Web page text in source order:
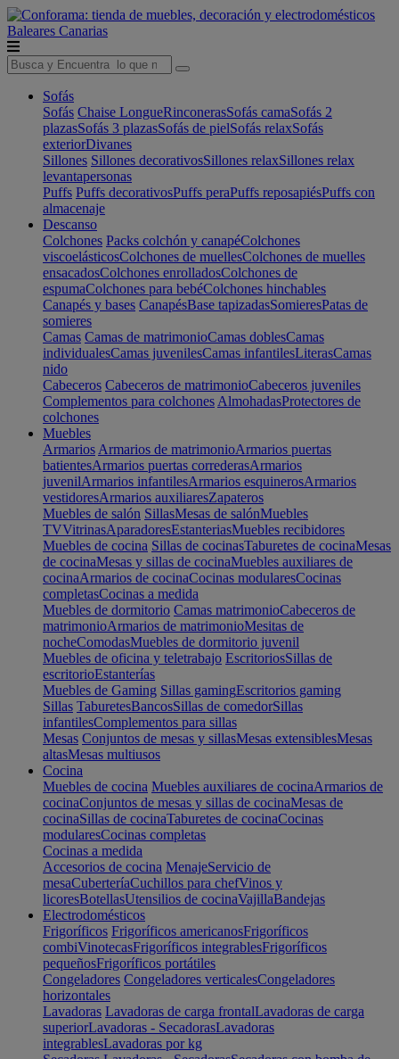
Baleares Canarias
Sofás
Sofás Chaise LongueRinconerasSofás camaSofás 2
plazasSofás 3 plazasSofás de pielSofás relaxSofás
exteriorDivanes
Sillones Sillones decorativosSillones relaxSillones relax
levantapersonas
Puffs Puffs decorativosPuffs peraPuffs reposapiésPuffs con
almacenaje
Descanso
Colchones Packs colchón y canapéColchones
viscoelásticosColchones de muellesColchones de muelles
ensacadosColchones enrolladosColchones de
espumaColchones para bebéColchones hinchables
Canapés y bases CanapésBase tapizadasSomieresPatas de
somieres
Camas Camas de matrimonioCamas doblesCamas
individualesCamas juvenilesCamas infantilesLiterasCamas
nido
Cabeceros Cabeceros de matrimonioCabeceros juveniles
Complementos para colchones AlmohadasProtectores de
colchones
Muebles
Armarios Armarios de matrimonioArmarios puertas
batientesArmarios puertas correderasArmarios
juvenilArmarios infantilesArmarios esquinerosArmarios
vestidoresArmarios auxiliaresZapateros
Muebles de salón SillasMesas de salónMuebles
TVVitrinasAparadoresEstanteriasMuebles recibidores
Muebles de cocina Sillas de cocinasTaburetes de cocinaMesas
de cocinaMesas y sillas de cocinaMuebles auxiliares de
cocinaArmarios de cocinaCocinas modularesCocinas
completasCocinas a medida
Muebles de dormitorio Camas matrimonioCabeceros de
matrimonioArmarios de matrimonioMesitas de
nocheComodasMuebles de dormitorio juvenil
Muebles de oficina y teletrabajo EscritoriosSillas de
escritorioEstanterías
Muebles de Gaming Sillas gamingEscritorios gaming
Sillas TaburetesBancosSillas de comedorSillas
infantilesComplementos para sillas
Mesas Conjuntos de mesas y sillasMesas extensiblesMesas
altasMesas multiusos
Cocina
Muebles de cocina Muebles auxiliares de cocinaArmarios de
cocinaConjuntos de mesas y sillas de cocinaMesas de
cocinaSillas de cocinaTaburetes de cocinaCocinas
modularesCocinas completas
Cocinas a medida
Accesorios de cocina MenajeServicio de
mesaCuberteríaCuchillos para chefVinos y
licoresBotellasUtensilios de cocinaVajillaBandejas
Electrodomésticos
Frigoríficos Frigoríficos americanosFrigoríficos
combiVinotecasFrigoríficos integrablesFrigoríficos
pequeñosFrigoríficos portátiles
Congeladores Congeladores verticalesCongeladores
horizontales
Lavadoras Lavadoras de carga frontalLavadoras de carga
superiorLavadoras - SecadorasLavadoras
integrablesLavadoras por kg